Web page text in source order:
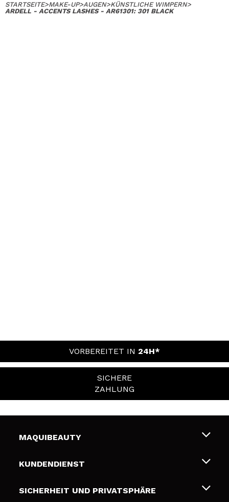
STARTSEITE>MAKE-UP>AUGEN>KÜNSTLICHE WIMPERN>
ARDELL - ACCENTS LASHES - AR61301: 301 BLACK
VORBEREITET IN 24H*
SICHERE
ZAHLUNG
MAQUIBEAUTY
Über uns
Geschenkkarten
KUNDENDIENST
Liefer- und Versandkosten
SICHERHEIT UND PRIVATSPHÄRE